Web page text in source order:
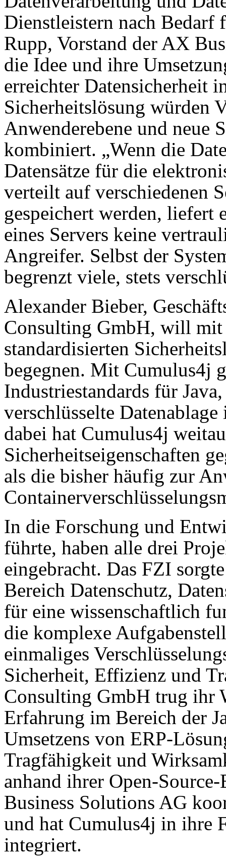
Dienstleistern nach
Rupp, Vorstand der AX
die Idee und ihre
erreichter Datensicherheit
Sicherheitslösung würden
Anwenderebene und neue
kombiniert. „Wenn die
Datensätze für die
verteilt auf verschiedenen
gespeichert werden, liefert
eines Servers keine
Angreifer. Selbst der
begrenzt viele, stets
Alexander Bieber,
Consulting GmbH, will mit
standardisierten
begegnen. Mit Cumulus4j
Industriestandards für
verschlüsselte
dabei hat Cumulus4j
Sicherheitseigenschaften
als die bisher häufig zur
In die Forschung und
führte, haben alle drei
eingebracht. Das FZI
Bereich Datenschutz,
für eine wissenschaftlich
die komplexe
einmaliges
Sicherheit, Effizienz und
Consulting GmbH trug ihr
Erfahrung im Bereich der
Umsetzens von ERP-
Tragfähigkeit und
anhand ihrer Open-
Business Solutions AG
und hat Cumulus4j in ihre
integriert.